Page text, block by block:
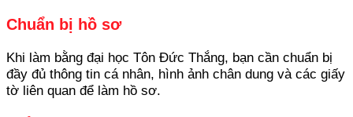
Chuẩn bị hồ sơ
Khi làm bằng đại học Tôn Đức Thắng, bạn cần chuẩn bị
đầy đủ thông tin cá nhân, hình ảnh chân dung và các giấy
tờ liên quan để làm hồ sơ.